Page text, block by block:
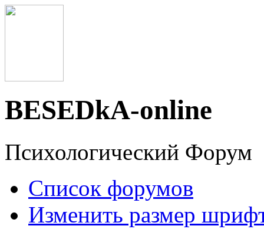
BESEDkA-online
Психологический Форум
Список форумов
Изменить размер